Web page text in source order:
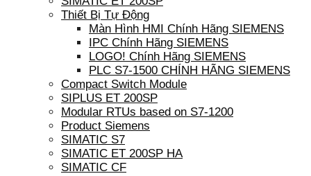
Thiết Bị Tự Động
Màn Hình HMI Chính Hãng SIEMENS
IPC Chính Hãng SIEMENS
LOGO! Chính Hãng SIEMENS
PLC S7-1500 CHÍNH HÃNG SIEMENS
Compact Switch Module
SIPLUS ET 200SP
Modular RTUs based on S7-1200
Product Siemens
SIMATIC S7
SIMATIC ET 200SP HA
SIMATIC CF